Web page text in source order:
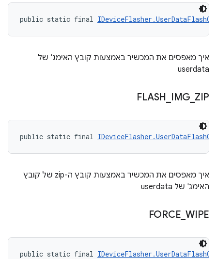
public static final
איך מאפסים את המכשיר באמצעות קובץ האימג' של
userdata
FLASH IMG ZIP
public static final
איך מאפסים את המכשיר באמצעות קובץ ה-zip של קובץ
האימג' של userdata
FORCE WIPE
public static final